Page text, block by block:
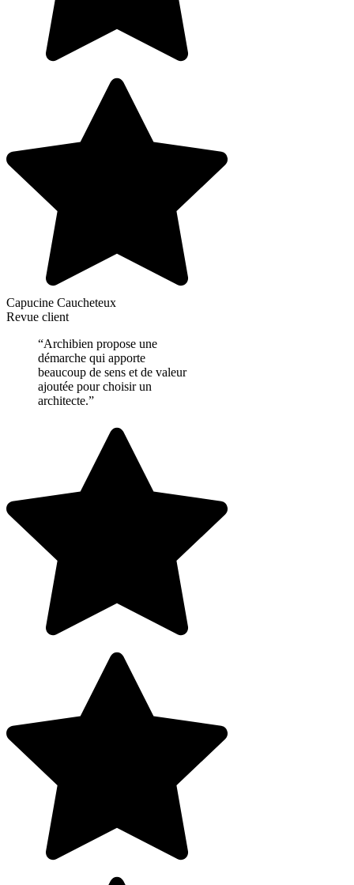
Capucine Caucheteux
Revue client
“Archibien propose une
démarche qui apporte
beaucoup de sens et de valeur
ajoutée pour choisir un
architecte.”